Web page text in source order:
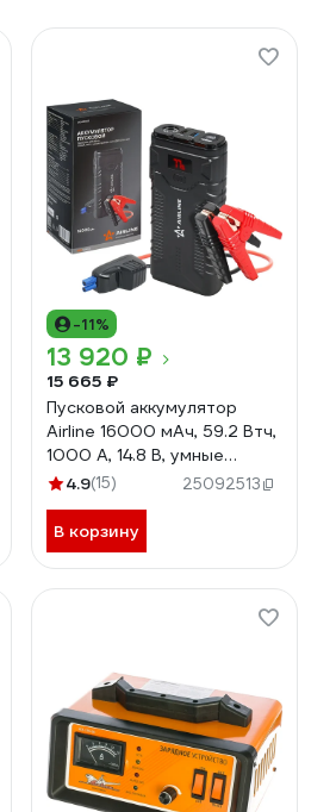
-11%
13 920 ₽
15 665 ₽
Пусковой аккумулятор
Airline 16000 мАч, 59.2 Втч,
1000 А, 14.8 В, умные
провода, пуск ДВС 5.0d,
4.9(15) 25092513
В корзину